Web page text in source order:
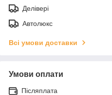
Делівері
Автолюкс
Всі умови доставки
Умови оплати
Післяплата